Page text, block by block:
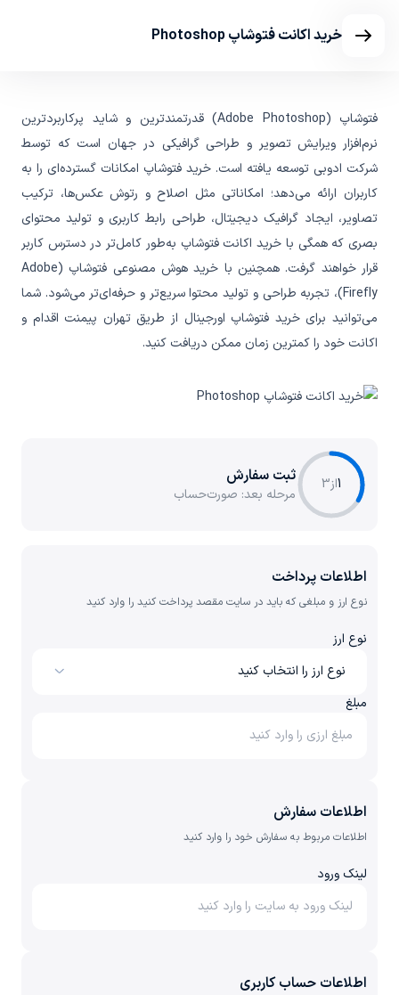
خرید اکانت فتوشاپ Photoshop
فتوشاپ (Adobe Photoshop) قدرتمندترین و شاید پرکاربردترین
نرم‌افزار ویرایش تصویر و طراحی گرافیکی در جهان است که توسط
شرکت ادوبی توسعه یافته است. خرید فتوشاپ امکانات گسترده‌ای را به
کاربران ارائه می‌دهد؛ امکاناتی مثل اصلاح و رتوش عکس‌ها، ترکیب
تصاویر، ایجاد گرافیک دیجیتال، طراحی رابط کاربری و تولید محتوای
بصری که همگی با خرید اکانت فتوشاپ به‌طور کامل‌تر در دسترس کاربر
قرار خواهند گرفت. همچنین با خرید هوش مصنوعی فتوشاپ (Adobe
Firefly)، تجربه طراحی و تولید محتوا سریع‌تر و حرفه‌ای‌تر می‌شود. شما
می‌توانید برای خرید فتوشاپ اورجینال از طریق تهران پیمنت اقدام و
اکانت خود را کمترین زمان ممکن دریافت کنید.
1از3 ثبت سفارش
مرحله بعد: صورت‌حساب
اطلاعات پرداخت
نوع ارز و مبلغی که باید در سایت مقصد پرداخت کنید را وارد کنید
نوع ارز
نوع ارز را انتخاب کنید
مبلغ
اطلاعات سفارش
اطلاعات مربوط به سفارش خود را وارد کنید
لینک ورود
اطلاعات حساب کاربری